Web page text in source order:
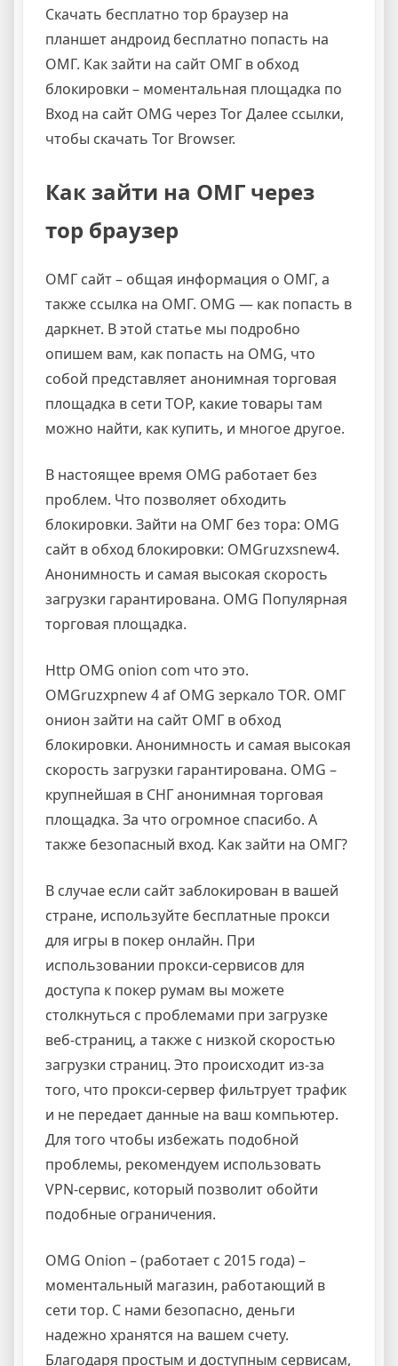
Скачать бесплатно тор браузер на
планшет андроид бесплатно попасть на
ОМГ. Как зайти на сайт ОМГ в обход
блокировки – моментальная площадка по
Вход на сайт OMG через Tor Далее ссылки,
чтобы скачать Tor Browser.
Как зайти на ОМГ через
тор браузер
ОМГ сайт – общая информация о ОМГ, а
также ссылка на ОМГ. OMG — как попасть в
даркнет. В этой статье мы подробно
опишем вам, как попасть на OMG, что
собой представляет анонимная торговая
площадка в сети ТОР, какие товары там
можно найти, как купить, и многое другое.
В настоящее время OMG работает без
проблем. Что позволяет обходить
блокировки. Зайти на ОМГ без тора: OMG
сайт в обход блокировки: OMGruzxsnew4.
Анонимность и самая высокая скорость
загрузки гарантирована. OMG Популярная
торговая площадка.
Http OMG onion com что это.
OMGruzxpnew 4 af OMG зеркало TOR. ОМГ
онион зайти на сайт ОМГ в обход
блокировки. Анонимность и самая высокая
скорость загрузки гарантирована. OMG –
крупнейшая в СНГ анонимная торговая
площадка. За что огромное спасибо. А
также безопасный вход. Как зайти на ОМГ?
В случае если сайт заблокирован в вашей
стране, используйте бесплатные прокси
для игры в покер онлайн. При
использовании прокси-сервисов для
доступа к покер румам вы можете
столкнуться с проблемами при загрузке
веб-страниц, а также с низкой скоростью
загрузки страниц. Это происходит из-за
того, что прокси-сервер фильтрует трафик
и не передает данные на ваш компьютер.
Для того чтобы избежать подобной
проблемы, рекомендуем использовать
VPN-сервис, который позволит обойти
подобные ограничения.
OMG Onion – (работает с 2015 года) –
моментальный магазин, работающий в
сети тор. С нами безопасно, деньги
надежно хранятся на вашем счету.
Благодаря простым и доступным сервисам,